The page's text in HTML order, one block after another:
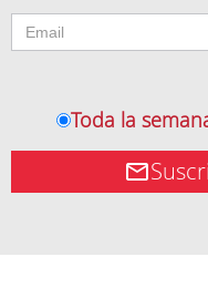
Toda la